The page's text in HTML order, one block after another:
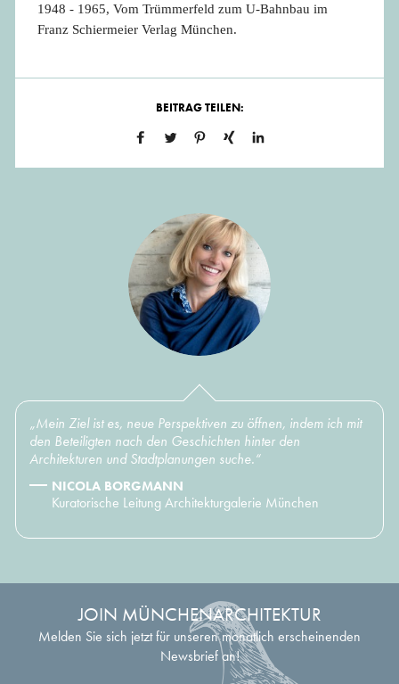
1948 - 1965, Vom Trümmerfeld zum U-Bahnbau im
Franz Schiermeier Verlag München.
BEITRAG TEILEN:
„Mein Ziel ist es, neue Perspektiven zu öffnen, indem ich mit
den Beteiligten nach den Geschichten hinter den
Architekturen und Stadtplanungen suche.“
NICOLA BORGMANN
Kuratorische Leitung Architekturgalerie München
JOIN MÜNCHENARCHITEKTUR
Melden Sie sich jetzt für unseren monatlich erscheinenden
Newsbrief an!